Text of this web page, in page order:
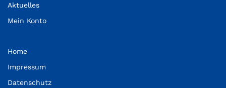
Aktuelles
Mein Konto
Home
Impressum
Datenschutz